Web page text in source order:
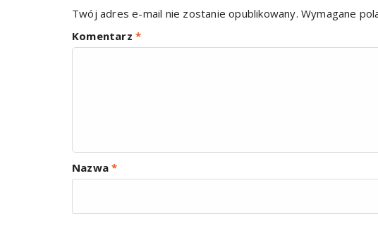
Twój adres e-mail nie zostanie opublikowany. Wymagane
Komentarz *
Nazwa*